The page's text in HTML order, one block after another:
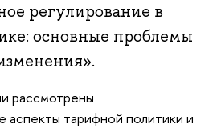
регулирование в
основные проблемы
рассмотрены
аспекты тарифной политики и